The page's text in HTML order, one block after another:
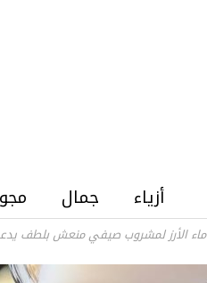
أزياء جمال
ماء الأرز لمشروب صيفي منعش بلطف